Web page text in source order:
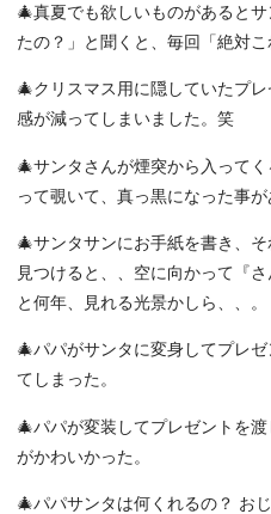
🎄真夏でも欲しいものがあると
たの？」と聞くと、毎回「絶対
🎄クリスマス用に隠していたプ
感が減ってしまいました。笑
🎄サンタさんが煙突から入って
って覗いて、真っ黒になった事が
🎄サンタサンにお手紙を書き、
見つけると、、空に向かって『
と何年、見れる光景かしら、、。
🎄パパがサンタに変身してプレ
てしまった。
🎄パパが変装してプレゼントを
がかわいかった。
🎄パパサンタは何くれるの？ お